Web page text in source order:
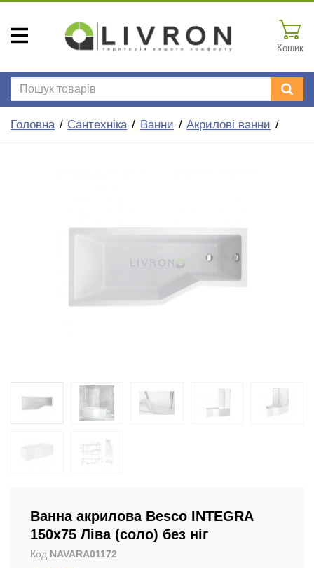
Кошик
Головна Сантехніка Ванни Акрилові ванни
Ванна акрилова Besco INTEGRA
150х75 Ліва (соло) без ніг
Код NAVARA01172